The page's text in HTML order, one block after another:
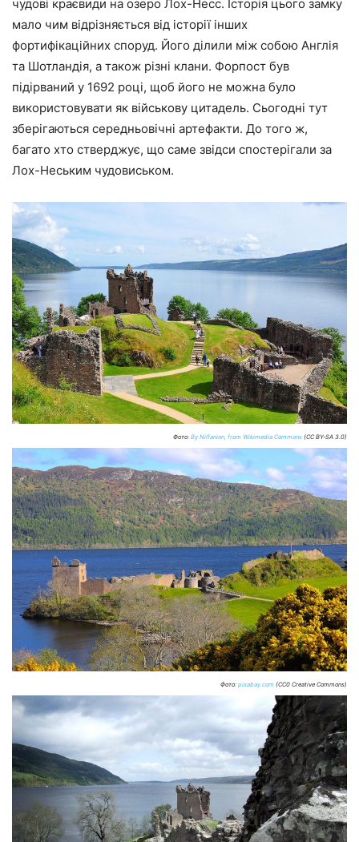
чудові краєвиди на озеро Лох-Несс. Історія цього замку
мало чим відрізняється від історії інших
фортифікаційних споруд. Його ділили між собою Англія
та Шотландія, а також різні клани. Форпост був
підірваний у 1692 році, щоб його не можна було
використовувати як військову цитадель. Сьогодні тут
зберігаються середньовічні артефакти. До того ж,
багато хто стверджує, що саме звідси спостерігали за
Лох-Неським чудовиськом.
Фото: By Nilfanion, from Wikimedia Commons (CC BY-SA 3.0)
Фото: pixabay.com (CC0 Creative Commons)